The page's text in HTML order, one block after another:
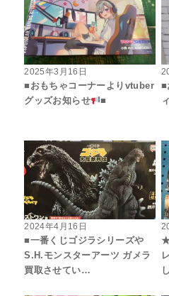
2025年3月16日
■おもちゃコーナーよりvtuber
グッズお知らせ
■
■
2024年4月16日
■一番くじゴジラシリーズや
S.H.モンスターアーツ ガメラ
買取させてい…
★